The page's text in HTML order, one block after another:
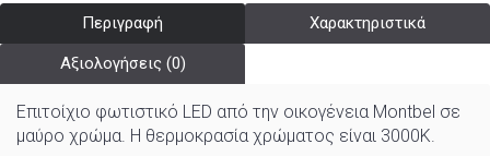
Περιγραφή Χαρακτηριστικά
Αξιολογήσεις (0)
Επιτοίχιο φωτιστικό LED από την οικογένεια Montbel σε
μαύρο χρώμα. Η θερμοκρασία χρώματος είναι 3000K.